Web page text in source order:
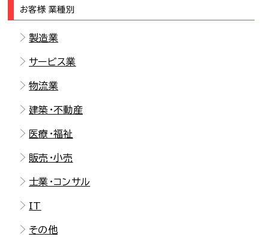
お客様 業種別
製造業
サービス業
物流業
建築・不動産
医療・福祉
販売・小売
士業・コンサル
IT
その他